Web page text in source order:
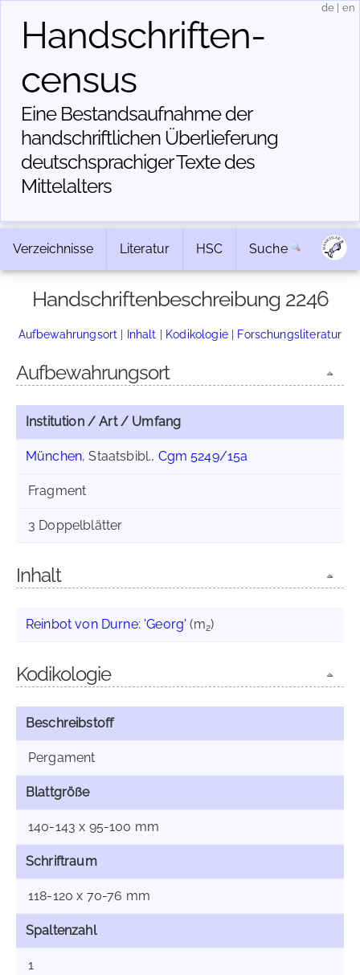
Handschriften­
census
Eine Bestandsaufnahme der
handschriftlichen Über­lieferung
deutschsprachiger Texte des
Mittelalters
de en
Verzeichnisse Literatur HSC Suche
Handschriftenbeschreibung 2246
Aufbewahrungsort | Inhalt | Kodikologie| Forschungsliteratur
Aufbewahrungsort
Institution / Art / Umfang
München, Staatsbibl., Cgm 5249/15a
Fragment
3 Doppelblätter
Inhalt
Reinbot von Durne: 'Georg' (m2)
Kodikologie
Beschreibstoff
Pergament
Blattgröße
140-143 x 95-100 mm
Schriftraum
118-120 x 70-76 mm
Spaltenzahl
1